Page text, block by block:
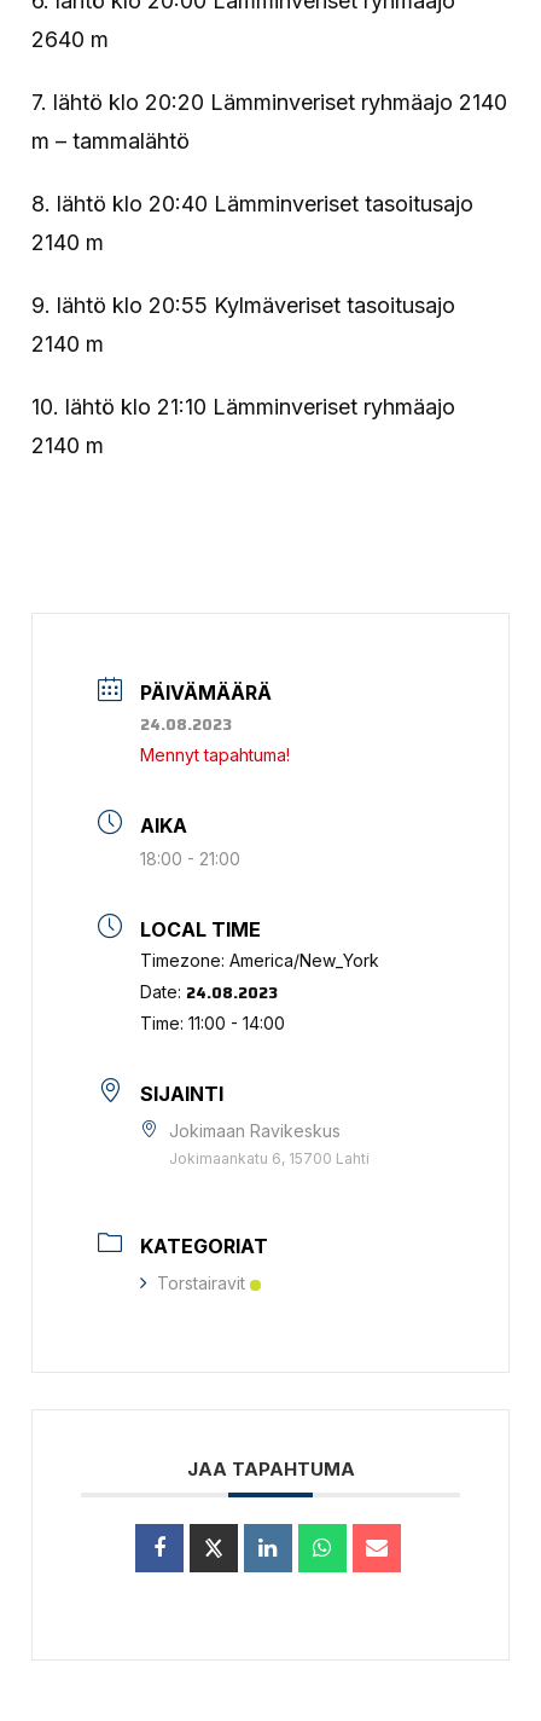
2640 m
7. lähtö klo 20:20 Lämminveriset ryhmäajo 2140
m – tammalähtö
8. lähtö klo 20:40 Lämminveriset tasoitusajo
2140 m
9. lähtö klo 20:55 Kylmäveriset tasoitusajo
2140 m
10. lähtö klo 21:10 Lämminveriset ryhmäajo
2140 m
PÄIVÄMÄÄRÄ
24.08.2023
Mennyt tapahtuma!
AIKA
18:00 - 21:00
LOCAL TIME
Timezone:America/New_York
Date: 24.08.2023
Time:11:00 - 14:00
SIJAINTI
Jokimaan Ravikeskus
Jokimaankatu 6, 15700 Lahti
KATEGORIAT
Torstairavit
JAA TAPAHTUMA